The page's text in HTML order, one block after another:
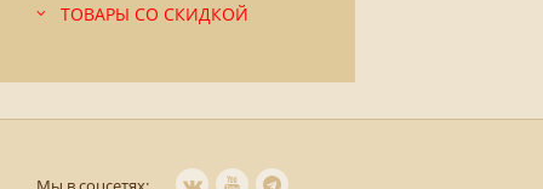
ТОВАРЫ СО СКИДКОЙ